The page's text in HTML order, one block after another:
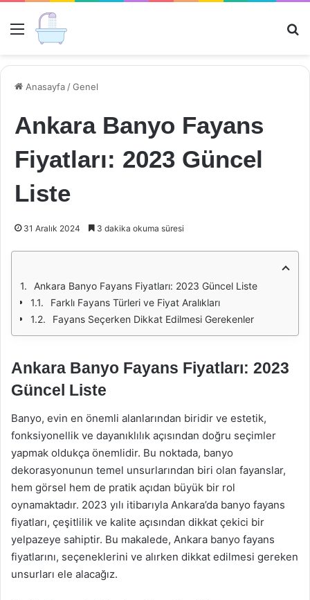
Menü
Anasayfa /Genel
Ankara Banyo Fayans
Fiyatları: 2023 Güncel
Liste
31 Aralık 2024 3 dakika okuma süresi
Ankara Banyo Fayans Fiyatları: 2023 Güncel Liste
Farklı Fayans Türleri ve Fiyat Aralıkları
Fayans Seçerken Dikkat Edilmesi Gerekenler
Ankara Banyo Fayans Fiyatları: 2023
Güncel Liste
Banyo, evin en önemli alanlarından biridir ve estetik,
fonksiyonellik ve dayanıklılık açısından doğru seçimler
yapmak oldukça önemlidir. Bu noktada, banyo
dekorasyonunun temel unsurlarından biri olan fayanslar,
hem görsel hem de pratik açıdan büyük bir rol
oynamaktadır. 2023 yılı itibarıyla Ankara’da banyo fayans
fiyatları, çeşitlilik ve kalite açısından dikkat çekici bir
yelpazeye sahiptir. Bu makalede, Ankara banyo fayans
fiyatlarını, seçeneklerini ve alırken dikkat edilmesi gereken
unsurları ele alacağız.